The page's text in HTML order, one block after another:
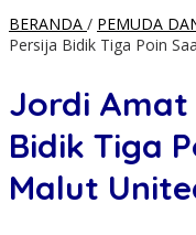
BERANDA / PEMUDA
Persija Bidik Tiga Poin
Jordi Amat
Bidik Tiga
Malut